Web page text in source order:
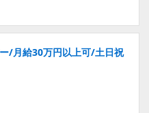
/月給30万円以上可/土日祝